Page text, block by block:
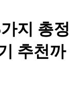
지 총정
추천까